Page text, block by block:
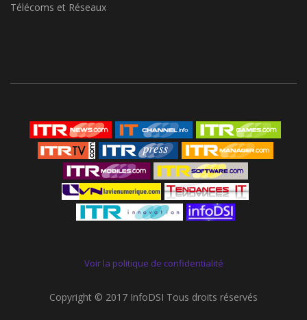
Télécoms et Réseaux
Voir la politique de confidentialité
Copyright © 2017 InfoDSI Tous droits réservés